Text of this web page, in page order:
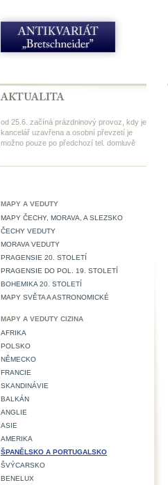
od 25.6. začíná prázdninový provoz, kdy je
kancelář uzavřena a osobní převzetí je
možno pouze po předchozí tel. domluvě
MAPY A VEDUTY
MAPY ČECHY, MORAVA, A SLEZSKO
ČECHY VEDUTY
MORAVA VEDUTY
PRAGENSIE 20. STOLETÍ
PRAGENSIE DO POL. 19. STOLETÍ
BOHEMIKA 20. STOLETÍ
MAPY SVĚTA A ASTRONOMICKÉ
MAPY A VEDUTY CIZINA
AFRIKA
POLSKO
NĚMECKO
FRANCIE
SKANDINÁVIE
BALKÁN
ANGLIE
ASIE
AMERIKA
ŠPANĚLSKO A PORTUGALSKO
ŠVÝCARSKO
BENELUX